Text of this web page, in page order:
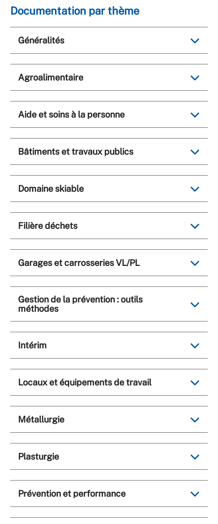
Documentation par thème
Généralités
Agroalimentaire
Aide et soins à la personne
Bâtiments et travaux publics
Domaine skiable
Filière déchets
Garages et carrosseries VL/PL
Gestion de la prévention : outils
méthodes
Intérim
Locaux et équipements de travail
Métallurgie
Plasturgie
Prévention et performance